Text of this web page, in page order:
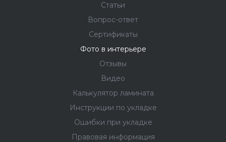
Статьи
Вопрос-ответ
Сертификаты
Фото в интерьере
Отзывы
Видео
Калькулятор ламината
Инструкции по укладке
Ошибки при укладке
Правовая информация